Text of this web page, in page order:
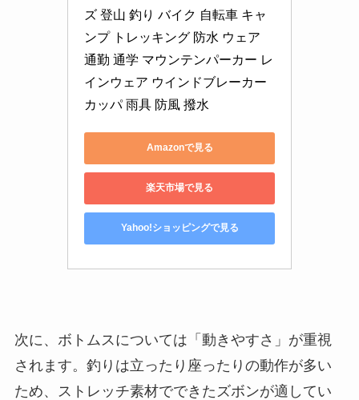
ズ 登山 釣り バイク 自転車 キャ
ンプ トレッキング 防水 ウェア
通勤 通学 マウンテンパーカー レ
インウェア ウインドブレーカー
カッパ 雨具 防風 撥水
Amazonで見る
楽天市場で見る
Yahoo!ショッピングで見る
次に、ボトムスについては「動きやすさ」が重視
されます。釣りは立ったり座ったりの動作が多い
ため、ストレッチ素材でできたズボンが適してい